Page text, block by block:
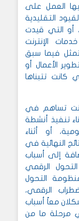
العمل على
التقليدية
أو التي قيدت
الإنترنت
تمثل فيما سبق
الأعمال أو
كانت تتبناها
تساهم في
تنفيذ أنشطة
أو أثناء
النهائية في
إلى أسباب
الرقمي
التحول
الرقمي،
معاً أسباب
مرحلة ما من